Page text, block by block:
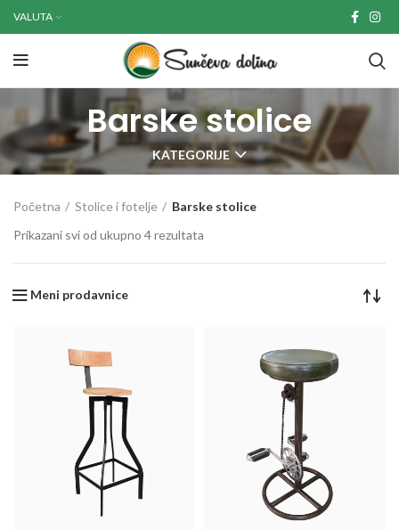
VALUTA
Barske stolice
KATEGORIJE
Početna Stolice i fotelje
Barske stolice
Prikazani svi od ukupno 4 rezultata
Meni prodavnice